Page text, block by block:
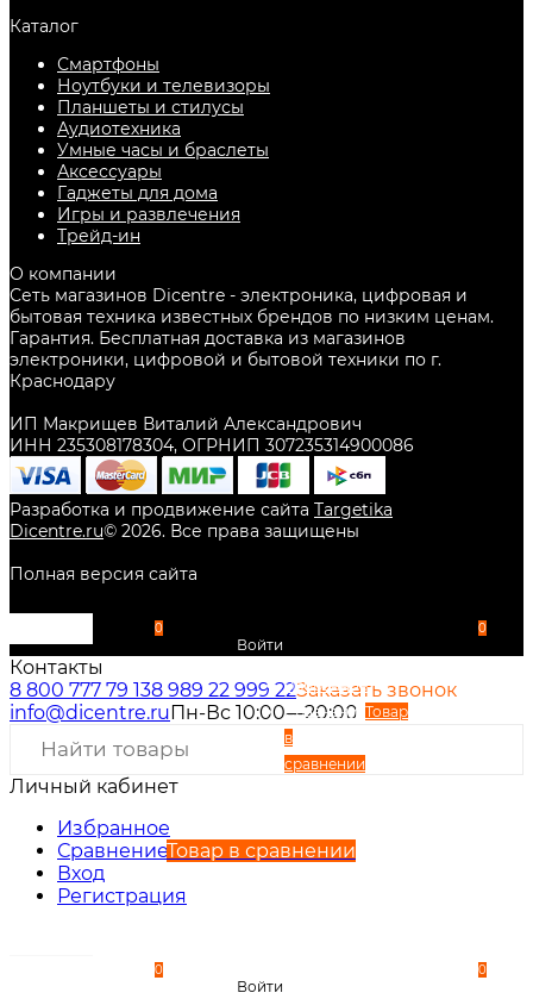
Каталог
Смартфоны
Ноутбуки и телевизоры
Планшеты и стилусы
Аудиотехника
Умные часы и браслеты
Аксессуары
Гаджеты для дома
Игры и развлечения
Трейд-ин
О компании
Сеть магазинов Dicentre - электроника, цифровая и
бытовая техника известных брендов по низким ценам.
Гарантия. Бесплатная доставка из магазинов
электроники, цифровой и бытовой техники по г.
Краснодару
ИП Макрищев Виталий Александрович
ИНН 235308178304, ОГРНИП 307235314900086
Разработка и продвижение сайта Targetika
Dicentre.ru© 2026. Все права защищены
Полная версия сайта
0
Войти
Избранное
Сравнение Товар
в
сравнении
0
Контакты
8 800 777 79 138 989 22 999 22Заказать звонок
info@dicentre.ruПн-Вс 10:00—20:00
Личный кабинет
Избранное
СравнениеТовар в сравнении
Вход
Регистрация
0
Войти
0